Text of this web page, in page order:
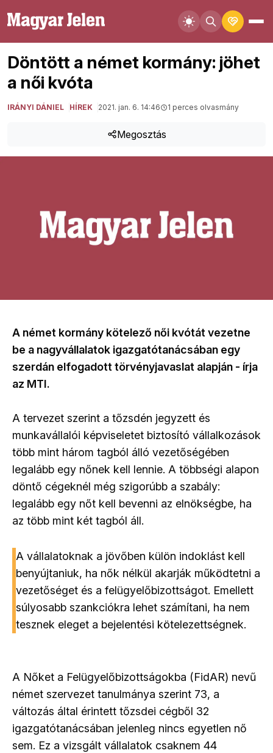
Döntött a német kormány: jöhet
a női kvóta
IRÁNYI DÁNIEL HÍREK 2021. jan. 6. 14:46 1 perces olvasmány
Megosztás
A német kormány kötelező női kvótát vezetne
be a nagyvállalatok igazgatótanácsában egy
szerdán elfogadott törvényjavaslat alapján - írja
az MTI.
A tervezet szerint a tőzsdén jegyzett és
munkavállalói képviseletet biztosító vállalkozások
több mint három tagból álló vezetőségében
legalább egy nőnek kell lennie. A többségi alapon
döntő cégeknél még szigorúbb a szabály:
legalább egy nőt kell bevenni az elnökségbe, ha
az több mint két tagból áll.
A vállalatoknak a jövőben külön indoklást kell
benyújtaniuk, ha nők nélkül akarják működtetni a
vezetőséget és a felügyelőbizottságot. Emellett
súlyosabb szankciókra lehet számítani, ha nem
tesznek eleget a bejelentési kötelezettségnek.
A Nőket a Felügyelőbizottságokba (FidAR) nevű
német szervezet tanulmánya szerint 73, a
változás által érintett tőzsdei cégből 32
igazgatótanácsában jelenleg nincs egyetlen nő
sem. Ez a vizsgált vállalatok csaknem 44